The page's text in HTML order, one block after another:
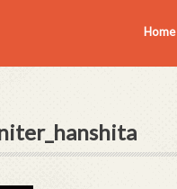
Home